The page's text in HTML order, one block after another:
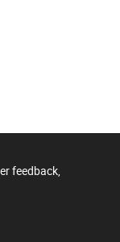
feedback,